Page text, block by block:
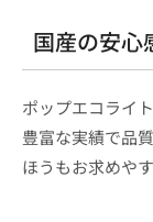
国産の安心
ポップエコライ
豊富な実績で品
ほうもお求めや